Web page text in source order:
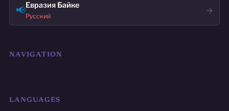
📢Евразия Байке
Русский
→
NAVIGATION
LANGUAGES